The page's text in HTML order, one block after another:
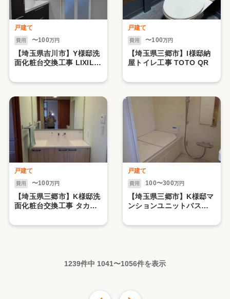
戸建て
費用 〜100万円
【埼玉県吉川市】Y様邸洗
面化粧台交換工事 LIXIL
戸建て
費用 〜100万円
【埼玉県三郷市】I様邸納
屋トイレ工事 TOTO QR
戸建て
費用 〜100万円
【埼玉県三郷市】K様邸洗
面化粧台交換工事 タカラ
戸建て
費用 100〜300万円
【埼玉県三郷市】K様邸マ
ンションユニットバス交
ュ 1418
1239件中 1041〜1056件を表示
前の16件